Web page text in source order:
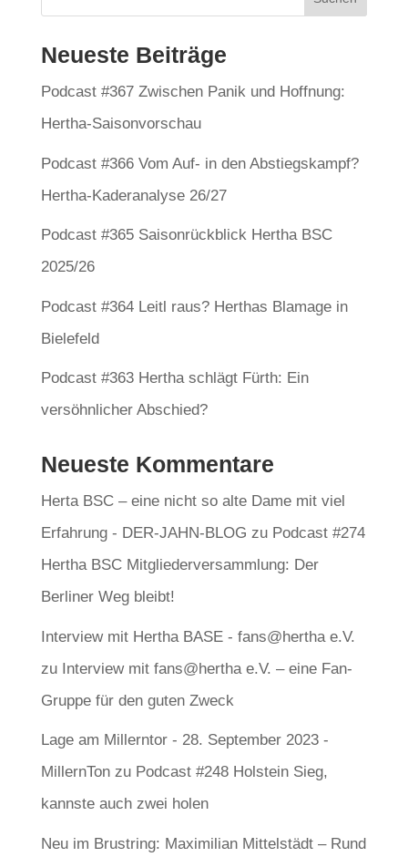
Neueste Beiträge
Podcast #367 Zwischen Panik und Hoffnung:
Hertha-Saisonvorschau
Podcast #366 Vom Auf- in den Abstiegskampf?
Hertha-Kaderanalyse 26/27
Podcast #365 Saisonrückblick Hertha BSC
2025/26
Podcast #364 Leitl raus? Herthas Blamage in
Bielefeld
Podcast #363 Hertha schlägt Fürth: Ein
versöhnlicher Abschied?
Neueste Kommentare
Herta BSC – eine nicht so alte Dame mit viel
Erfahrung - DER-JAHN-BLOG zu Podcast #274
Hertha BSC Mitgliederversammlung: Der
Berliner Weg bleibt!
Interview mit Hertha BASE - fans@hertha e.V.
zu Interview mit fans@hertha e.V. – eine Fan-
Gruppe für den guten Zweck
Lage am Millerntor - 28. September 2023 -
MillernTonzu Podcast #248 Holstein Sieg,
kannste auch zwei holen
Neu im Brustring: Maximilian Mittelstädt – Rund